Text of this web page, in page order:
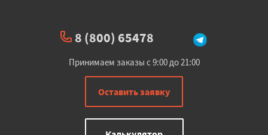
8 (800) 65478
Принимаем заказы с 9:00 до 21:00
Оставить заявку